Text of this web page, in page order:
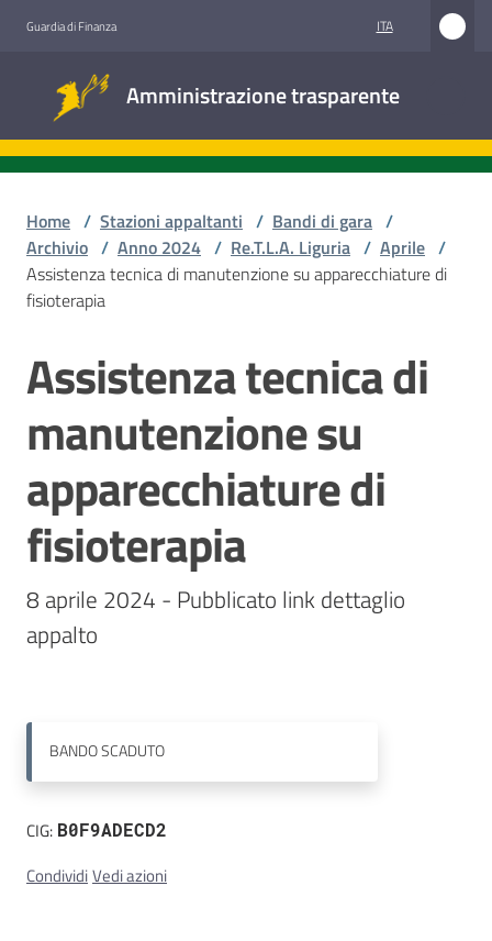
Guardia di Finanza ITA
Amministrazione trasparente
trasparente
Accesso
Stazioni
appaltanti
Contatti
Home / Stazioni appaltanti / Bandi di gara /
Archivio / Anno 2024 / Re.T.L.A. Liguria / Aprile /
Assistenza tecnica di manutenzione su apparecchiature di
fisioterapia
Salta al contenuto
Assistenza tecnica di
manutenzione su
apparecchiature di
fisioterapia
8 aprile 2024 - Pubblicato link dettaglio
appalto
BANDOSCADUTO
CIG: B0F9ADECD2
CondividiVedi azioni